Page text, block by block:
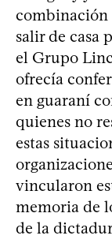
combinación
salir de casa
el Grupo
ofrecía
en guaraní
quienes no
estas
vincularon
memoria de
de la